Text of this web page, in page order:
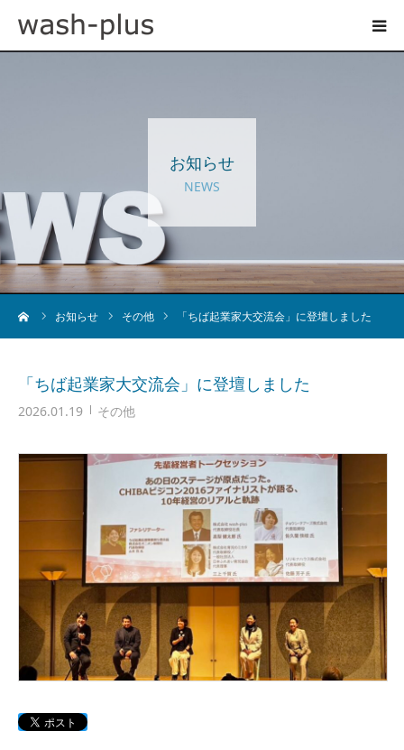
お知らせ
NEWS
お知らせ その他 「ちば起業家大交流会」に登壇しました
「ちば起業家大交流会」に登壇しました
2026.01.19 その他
お知らせ
採用情報